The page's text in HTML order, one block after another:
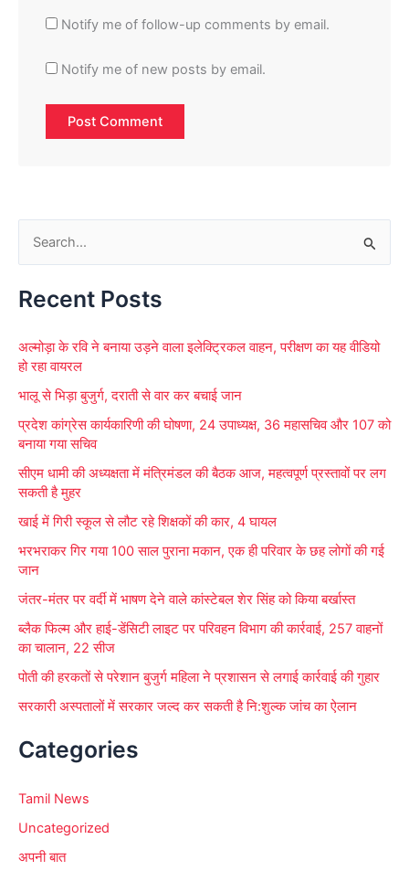
Notify me of follow-up comments by email.
Notify me of new posts by email.
a
c
o
:
Recent Posts
अल्मोड़ा के रवि ने बनाया उड़ने वाला इलेक्ट्रिकल वाहन, परीक्षण का यह वीडियो
हो रहा वायरल
भालू से भिड़ा बुजुर्ग, दराती से वार कर बचाई जान
प्रदेश कांग्रेस कार्यकारिणी की घोषणा, 24 उपाध्यक्ष, 36 महासचिव और 107 को
बनाया गया सचिव
सीएम धामी की अध्यक्षता में मंत्रिमंडल की बैठक आज, महत्वपूर्ण प्रस्तावों पर लग
सकती है मुहर
खाई में गिरी स्कूल से लौट रहे शिक्षकों की कार, 4 घायल
भरभराकर गिर गया 100 साल पुराना मकान, एक ही परिवार के छह लोगों की गई
जान
जंतर-मंतर पर वर्दी में भाषण देने वाले कांस्टेबल शेर सिंह को किया बर्खास्त
ब्लैक फिल्म और हाई-डेंसिटी लाइट पर परिवहन विभाग की कार्रवाई, 257 वाहनों
का चालान, 22 सीज
पोती की हरकतों से परेशान बुजुर्ग महिला ने प्रशासन से लगाई कार्रवाई की गुहार
सरकारी अस्पतालों में सरकार जल्द कर सकती है नि:शुल्क जांच का ऐलान
Categories
Tamil News
Uncategorized
अपनी बात